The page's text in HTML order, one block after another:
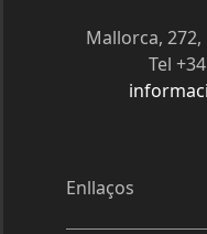
Enllaços
Mallorca,
Tel